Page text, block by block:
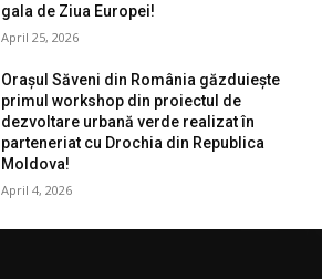
gala de Ziua Europei!
April 25, 2026
Orașul Săveni din România găzduiește
primul workshop din proiectul de
dezvoltare urbană verde realizat în
parteneriat cu Drochia din Republica
Moldova!
April 4, 2026